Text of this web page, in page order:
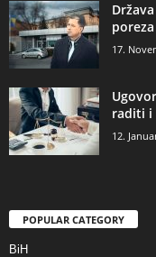
poreza
17.
raditi i
12.
POPULAR CATEGORY
BiH